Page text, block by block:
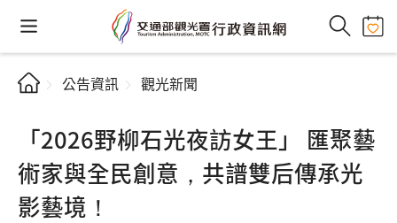
公告資訊 觀光新聞
「2026野柳石光夜訪女王」 匯聚藝
術家與全民創意，共譜雙后傳承光
影藝境！